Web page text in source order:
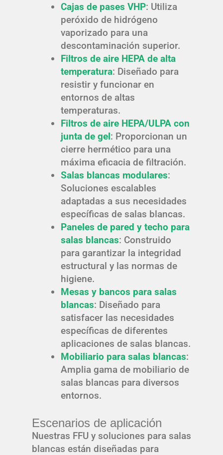
Cajas de pases VHP: Utiliza
peróxido de hidrógeno
vaporizado para una
descontaminación superior.
Filtros de aire HEPA de alta
temperatura: Diseñado para
resistir y funcionar en
entornos de altas
temperaturas.
Filtros de aire HEPA/ULPA con
junta de gel: Proporcionan un
cierre hermético para una
máxima eficacia de filtración.
Salas blancas modulares:
Soluciones escalables
adaptadas a sus necesidades
específicas de salas blancas.
Paneles de pared y techo para
salas blancas: Construido
para garantizar la integridad
estructural y las normas de
higiene.
Mesas y bancos para salas
blancas: Diseñado para
satisfacer las necesidades
específicas de diferentes
aplicaciones de salas blancas.
Mobiliario para salas blancas:
Amplia gama de mobiliario de
salas blancas para diversos
entornos.
Escenarios de aplicación
Nuestras FFU y soluciones para salas
blancas están diseñadas para